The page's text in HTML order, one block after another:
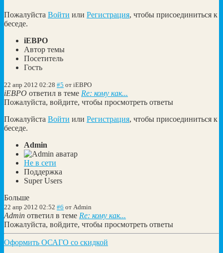
Пожалуйста Войти или Регистрация, чтобы присоединиться к
беседе.
iEBPO
Автор темы
Посетитель
Гость
22 апр 2012 02:28 #5 от iEBPO
iEBPO ответил в теме Re: кому как...
Пожалуйста, войдите, чтобы просмотреть ответы
Пожалуйста Войти или Регистрация, чтобы присоединиться к
беседе.
Admin
Не в сети
Поддержка
Super Users
Больше
22 апр 2012 02:52 #6 от Admin
Admin ответил в теме Re: кому как...
Пожалуйста, войдите, чтобы просмотреть ответы
Оформить ОСАГО со скидкой